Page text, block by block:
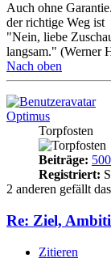
Auch ohne
der richtige Weg ist
"Nein, liebe
langsam." (Werner
Nach oben
Optimus
Torpfosten
Beiträge:
Registriert:
2 anderen gefällt das
Re: Ziel,
Zitieren